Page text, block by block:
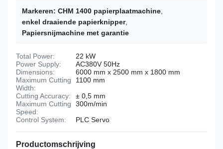
Markeren: CHM 1400 papierplaatmachine
enkel draaiende papierknipper,
Papiersnijmachine met garantie
Total Power:
22 kW
Power Supply:
AC380V 50Hz
Dimensions:
6000 mm x 2500 mm x 1800 mm
Maximum Cutting
Width:
1100 mm
Cutting Accuracy:
± 0,5 mm
Maximum Cutting
Speed:
300m/min
Control System:
PLC Servo
Productomschrijving